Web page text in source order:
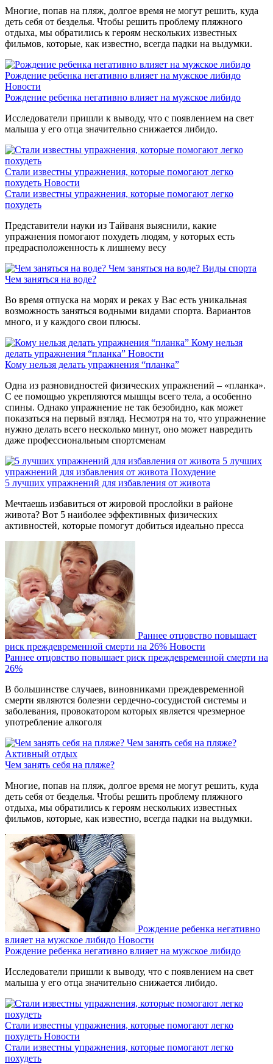
Многие, попав на пляж, долгое время не могут решить, куда
деть себя от безделья. Чтобы решить проблему пляжного
отдыха, мы обратились к героям нескольких известных
фильмов, которые, как известно, всегда падки на выдумки.
Рождение ребенка негативно влияет на мужское либидо
Новости
Рождение ребенка негативно влияет на мужское либидо
Исследователи пришли к выводу, что с появлением на свет
малыша у его отца значительно снижается либидо.
Стали известны упражнения, которые помогают легко
похудеть Новости
Стали известны упражнения, которые помогают легко
похудеть
Представители науки из Тайваня выяснили, какие
упражнения помогают похудеть людям, у которых есть
предрасположенность к лишнему весу
Чем заняться на воде? Виды спорта
Чем заняться на воде?
Во время отпуска на морях и реках у Вас есть уникальная
возможность заняться водными видами спорта. Вариантов
много, и у каждого свои плюсы.
Кому нельзя
делать упражнения “планка” Новости
Кому нельзя делать упражнения “планка”
Одна из разновидностей физических упражнений – «планка».
С ее помощью укрепляются мышцы всего тела, а особенно
спины. Однако упражнение не так безобидно, как может
показаться на первый взгляд. Несмотря на то, что упражнение
нужно делать всего несколько минут, оно может навредить
даже профессиональным спортсменам
5 лучших
упражнений для избавления от живота Похудение
5 лучших упражнений для избавления от живота
Мечтаешь избавиться от жировой прослойки в районе
живота? Вот 5 наиболее эффективных физических
активностей, которые помогут добиться идеально пресса
Раннее отцовство повышает
риск преждевременной смерти на 26% Новости
Раннее отцовство повышает риск преждевременной смерти на
26%
В большинстве случаев, виновниками преждевременной
смерти являются болезни сердечно-сосудистой системы и
заболевания, провокатором которых является чрезмерное
употребление алкоголя
Чем занять себя на пляже?
Активный отдых
Чем занять себя на пляже?
Многие, попав на пляж, долгое время не могут решить, куда
деть себя от безделья. Чтобы решить проблему пляжного
отдыха, мы обратились к героям нескольких известных
фильмов, которые, как известно, всегда падки на выдумки.
Рождение ребенка негативно
влияет на мужское либидо Новости
Рождение ребенка негативно влияет на мужское либидо
Исследователи пришли к выводу, что с появлением на свет
малыша у его отца значительно снижается либидо.
Стали известны упражнения, которые помогают легко
похудеть Новости
Стали известны упражнения, которые помогают легко
похудеть